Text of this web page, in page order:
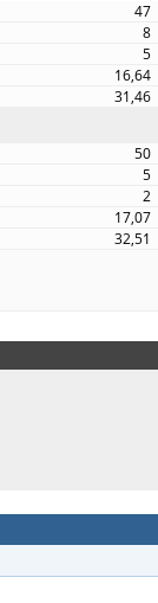
47
8
5
16,64
31,46
50
5
2
17,07
32,51